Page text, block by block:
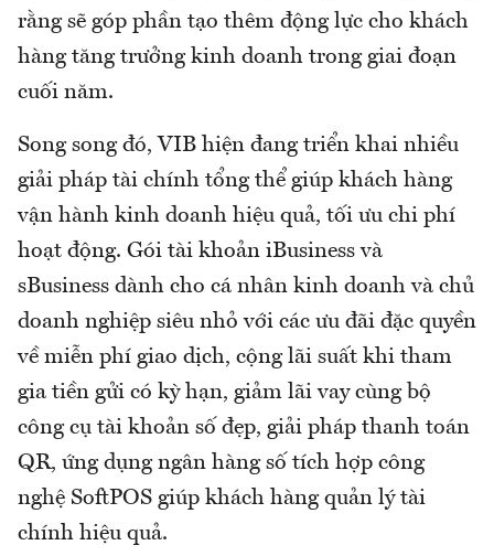
rằng sẽ góp phần tạo thêm động lực cho khách
hàng tăng trưởng kinh doanh trong giai đoạn
cuối năm.
Song song đó, VIB hiện đang triển khai nhiều
giải pháp tài chính tổng thể giúp khách hàng
vận hành kinh doanh hiệu quả, tối ưu chi phí
hoạt động. Gói tài khoản iBusiness và
sBusiness dành cho cá nhân kinh doanh và chủ
doanh nghiệp siêu nhỏ với các ưu đãi đặc quyền
về miễn phí giao dịch, cộng lãi suất khi tham
gia tiền gửi có kỳ hạn, giảm lãi vay cùng bộ
công cụ tài khoản số đẹp, giải pháp thanh toán
QR, ứng dụng ngân hàng số tích hợp công
nghệ SoftPOS giúp khách hàng quản lý tài
chính hiệu quả.